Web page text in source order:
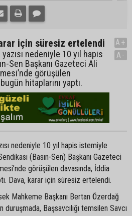
için süresiz ertelendi
nedeniyle 10 yıl hapis
Sen Başkanı Gazeteci Ali
görüşülen
hitaplarını yaptı.
A+
A-
nedeniyle 10 yıl hapis istemiyle
(Basın-Sen) Başkanı Gazeteci
görüşülen davasında, İddia
Dava, karar için süresiz ertelendi.
Mahkeme Başkanı Bertan Özerdağ
Başsavcılığı temsilen Savcı